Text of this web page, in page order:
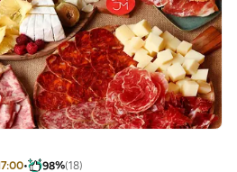
98%(18)